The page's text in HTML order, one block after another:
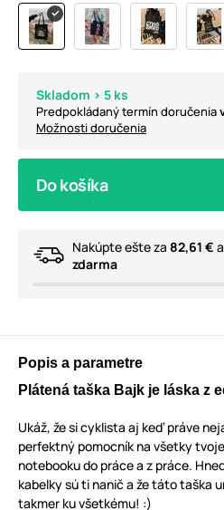
Skladom > 5 ks
Predpokládaný termín doručenia
Možnosti doručenia
Do košíka
Nakúpte ešte za 82,61 €
zdarma
Popis a parametre
Plátená taška Bajk je láska z
Ukáž, že si cyklista aj keď práve
perfektný pomocník na všetky
notebooku do práce a z práce.
kabelky sú ti nanič a že táto taška
takmer ku všetkému! :)